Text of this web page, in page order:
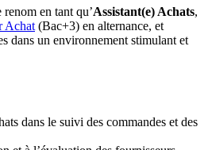
en tant qu’Assistant(e) Achats,
Achat(Bac+3) en alternance, et
dans un environnement stimulant et
dans le suivi des commandes et des